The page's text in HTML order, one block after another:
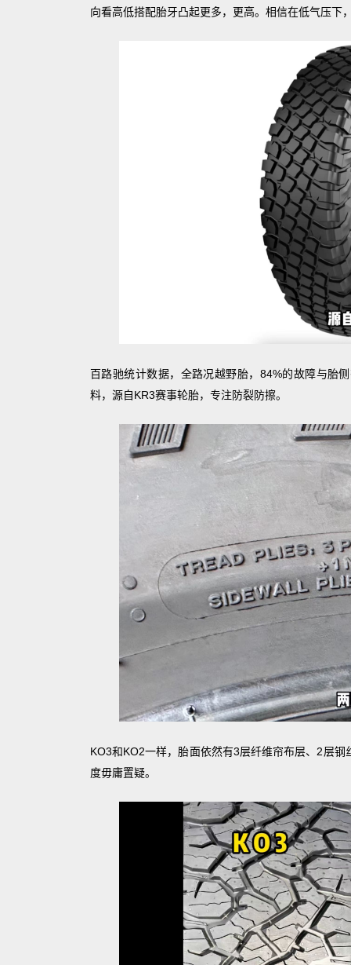
向看高低搭配胎牙凸起更多，更高。相信在低气压下
百路驰统计数据，全路况越野胎，84%的故障与胎
料，源自KR3赛事轮胎，专注防裂防擦。
KO3和KO2一样，胎面依然有3层纤维帘布层、2层
度毋庸置疑。